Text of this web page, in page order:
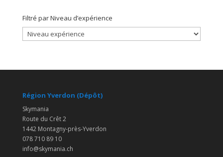
Filtré par Niveau d’expérience
Région Yverdon (Dépôt)
Skymania
Route du Crêt 2
1442 Montagny-près-Yverdon
078 710 89 10
info@skymania.ch